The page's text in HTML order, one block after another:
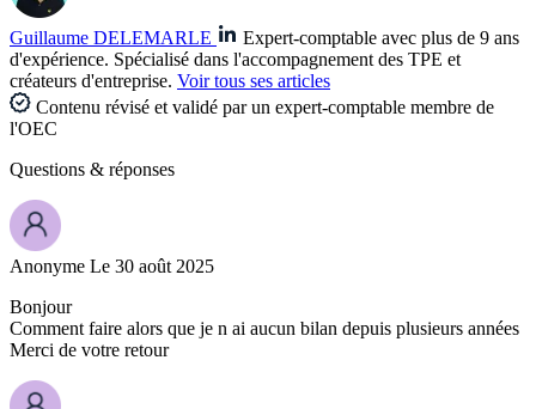
Guillaume DELEMARLE
Expert-comptable avec plus de 9 ans
d'expérience. Spécialisé dans l'accompagnement des TPE et
créateurs d'entreprise. Voir tous ses articles
Contenu révisé et validé par un expert-comptable membre de
l'OEC
Questions & réponses
Anonyme Le 30 août 2025
Bonjour
Comment faire alors que je n ai aucun bilan depuis plusieurs années
Merci de votre retour